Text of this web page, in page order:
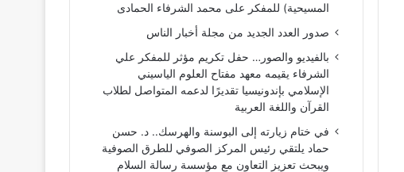
المسيحية) للمفكر على محمد الشرفاء الحمادى
صدور العدد الجديد من مجلة أخبار الناس
بالفيديو والصور… حفل تكريم مؤثر للمفكر علي
الشرفاء يقيمه معهد مفتاح العلوم الياسيني
الإسلامي بإندونيسيا تقديرًا لدعمه المتواصل لطلاب
القرآن واللغة العربية
في ختام زيارته إلى البوسنة والهرسك.. د. حسن
حماد يلتقي رئيس المركز الصوفي للطرق الصوفية
ويبحث تعزيز التعاون مع مؤسسة رسالة السلام